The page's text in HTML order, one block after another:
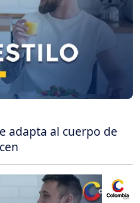
adapta al cuerpo de